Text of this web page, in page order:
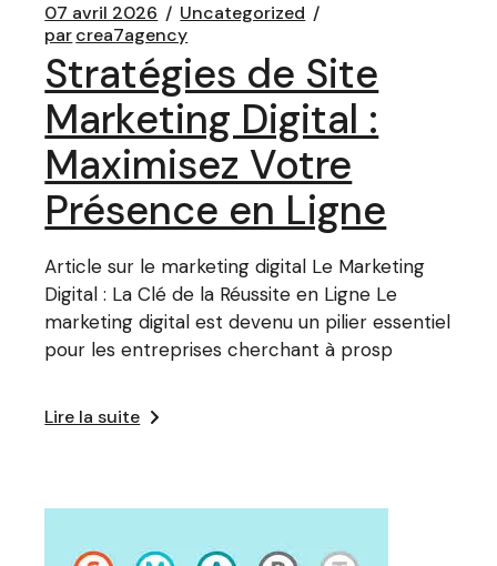
07 avril 2026
Uncategorized
parcrea7agency
Stratégies de Site
Marketing Digital :
Maximisez Votre
Présence en Ligne
Article sur le marketing digital Le Marketing
Digital : La Clé de la Réussite en Ligne Le
marketing digital est devenu un pilier essentiel
pour les entreprises cherchant à prosp
Lire la suite